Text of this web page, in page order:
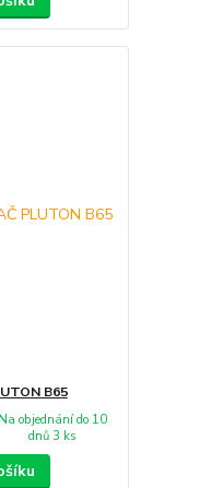
B65
Na objednání do 10
dnů 3 ks